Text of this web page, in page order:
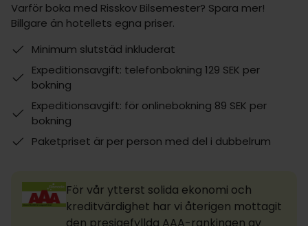
Varför boka med Risskov Bilsemester? Spara mer!
Billgare än hotellets egna priser.
Minimum slutstäd inkluderat
Expeditionsavgift: telefonbokning 129 SEK per
bokning
Expeditionsavgift: för onlinebokning 89 SEK per
bokning
Paketpriset är per person med del i dubbelrum
För vår ytterst solida ekonomi och
kreditvärdighet har vi återigen mottagit